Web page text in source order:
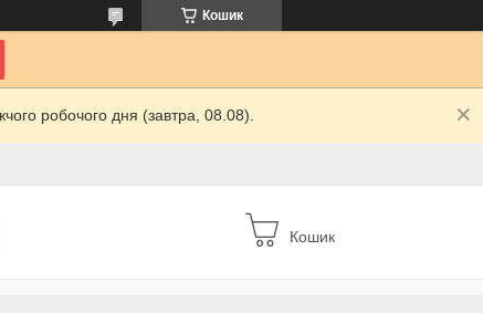
Кошик
робочого дня (завтра, 08.08).
Кошик